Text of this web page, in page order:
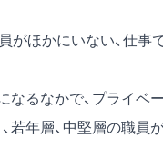
がほかにいない、仕事
なるなかで、プライベー
若年層、中堅層の職員